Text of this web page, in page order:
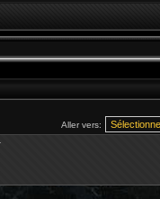
Aller vers: